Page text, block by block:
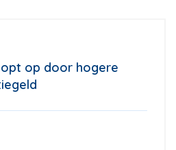
op door hogere